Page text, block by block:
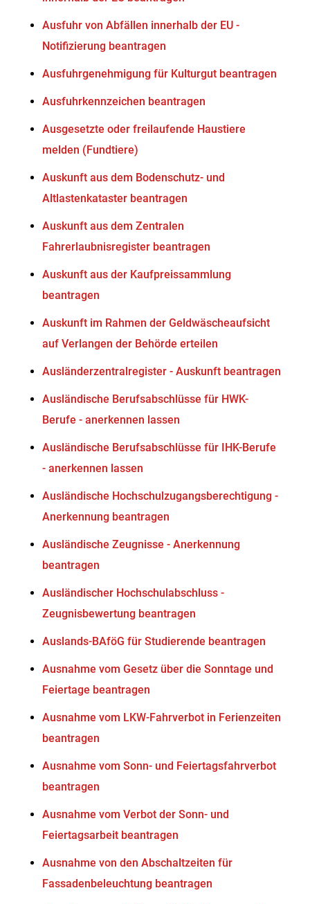
Ausfuhr von Abfällen innerhalb der EU -
Notifizierung beantragen
Ausfuhrgenehmigung für Kulturgut beantragen
Ausfuhrkennzeichen beantragen
Ausgesetzte oder freilaufende Haustiere
melden (Fundtiere)
Auskunft aus dem Bodenschutz- und
Altlastenkataster beantragen
Auskunft aus dem Zentralen
Fahrerlaubnisregister beantragen
Auskunft aus der Kaufpreissammlung
beantragen
Auskunft im Rahmen der Geldwäscheaufsicht
auf Verlangen der Behörde erteilen
Ausländerzentralregister - Auskunft beantragen
Ausländische Berufsabschlüsse für HWK-
Berufe - anerkennen lassen
Ausländische Berufsabschlüsse für IHK-Berufe
- anerkennen lassen
Ausländische Hochschulzugangsberechtigung -
Anerkennung beantragen
Ausländische Zeugnisse - Anerkennung
beantragen
Ausländischer Hochschulabschluss -
Zeugnisbewertung beantragen
Auslands-BAföG für Studierende beantragen
Ausnahme vom Gesetz über die Sonntage und
Feiertage beantragen
Ausnahme vom LKW-Fahrverbot in Ferienzeiten
beantragen
Ausnahme vom Sonn- und Feiertagsfahrverbot
beantragen
Ausnahme vom Verbot der Sonn- und
Feiertagsarbeit beantragen
Ausnahme von den Abschaltzeiten für
Fassadenbeleuchtung beantragen